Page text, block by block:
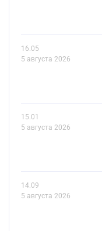
16.05
5 августа 2026
15.01
5 августа 2026
14.09
5 августа 2026